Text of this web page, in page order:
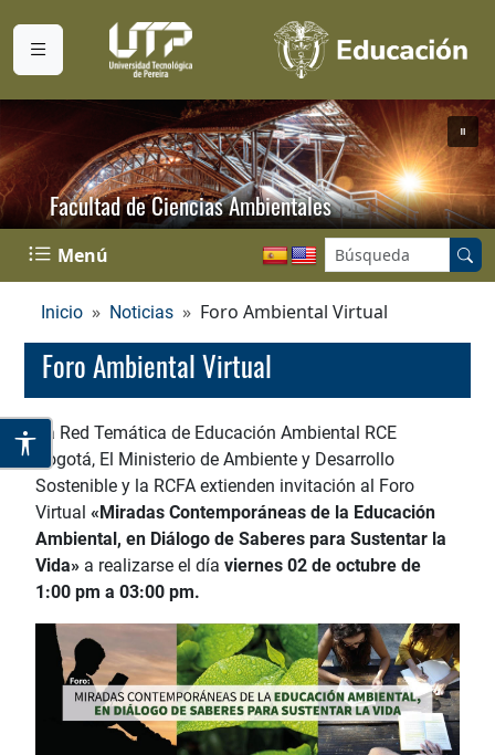
Facultad de Ciencias Ambientales
Menú Buscar en el sitio:
Inicio Noticias Foro Ambiental Virtual
Foro Ambiental Virtual
La Red Temática de Educación Ambiental RCE
Bogotá, El Ministerio de Ambiente y Desarrollo
Sostenible y la RCFA extienden invitación al Foro
Virtual «Miradas Contemporáneas de la Educación
Ambiental, en Diálogo de Saberes para Sustentar la
Vida» a realizarse el día viernes 02 de octubre de
1:00 pm a 03:00 pm.